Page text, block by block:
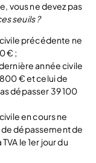
vous ne devez pas
seuils ?
précédente ne
€ ;
année civile
€ et celui de
dépasser 39 100
en cours ne
de dépassement de
le 1er jour du